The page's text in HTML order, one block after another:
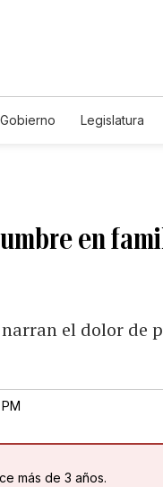
Gobierno
Legislatura
en
el dolor de
más de 3 años.